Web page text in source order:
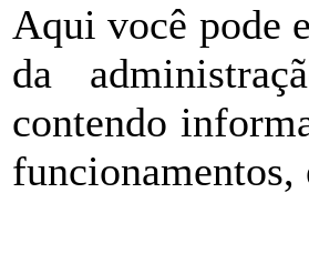
Aqui você pode
da
contendo